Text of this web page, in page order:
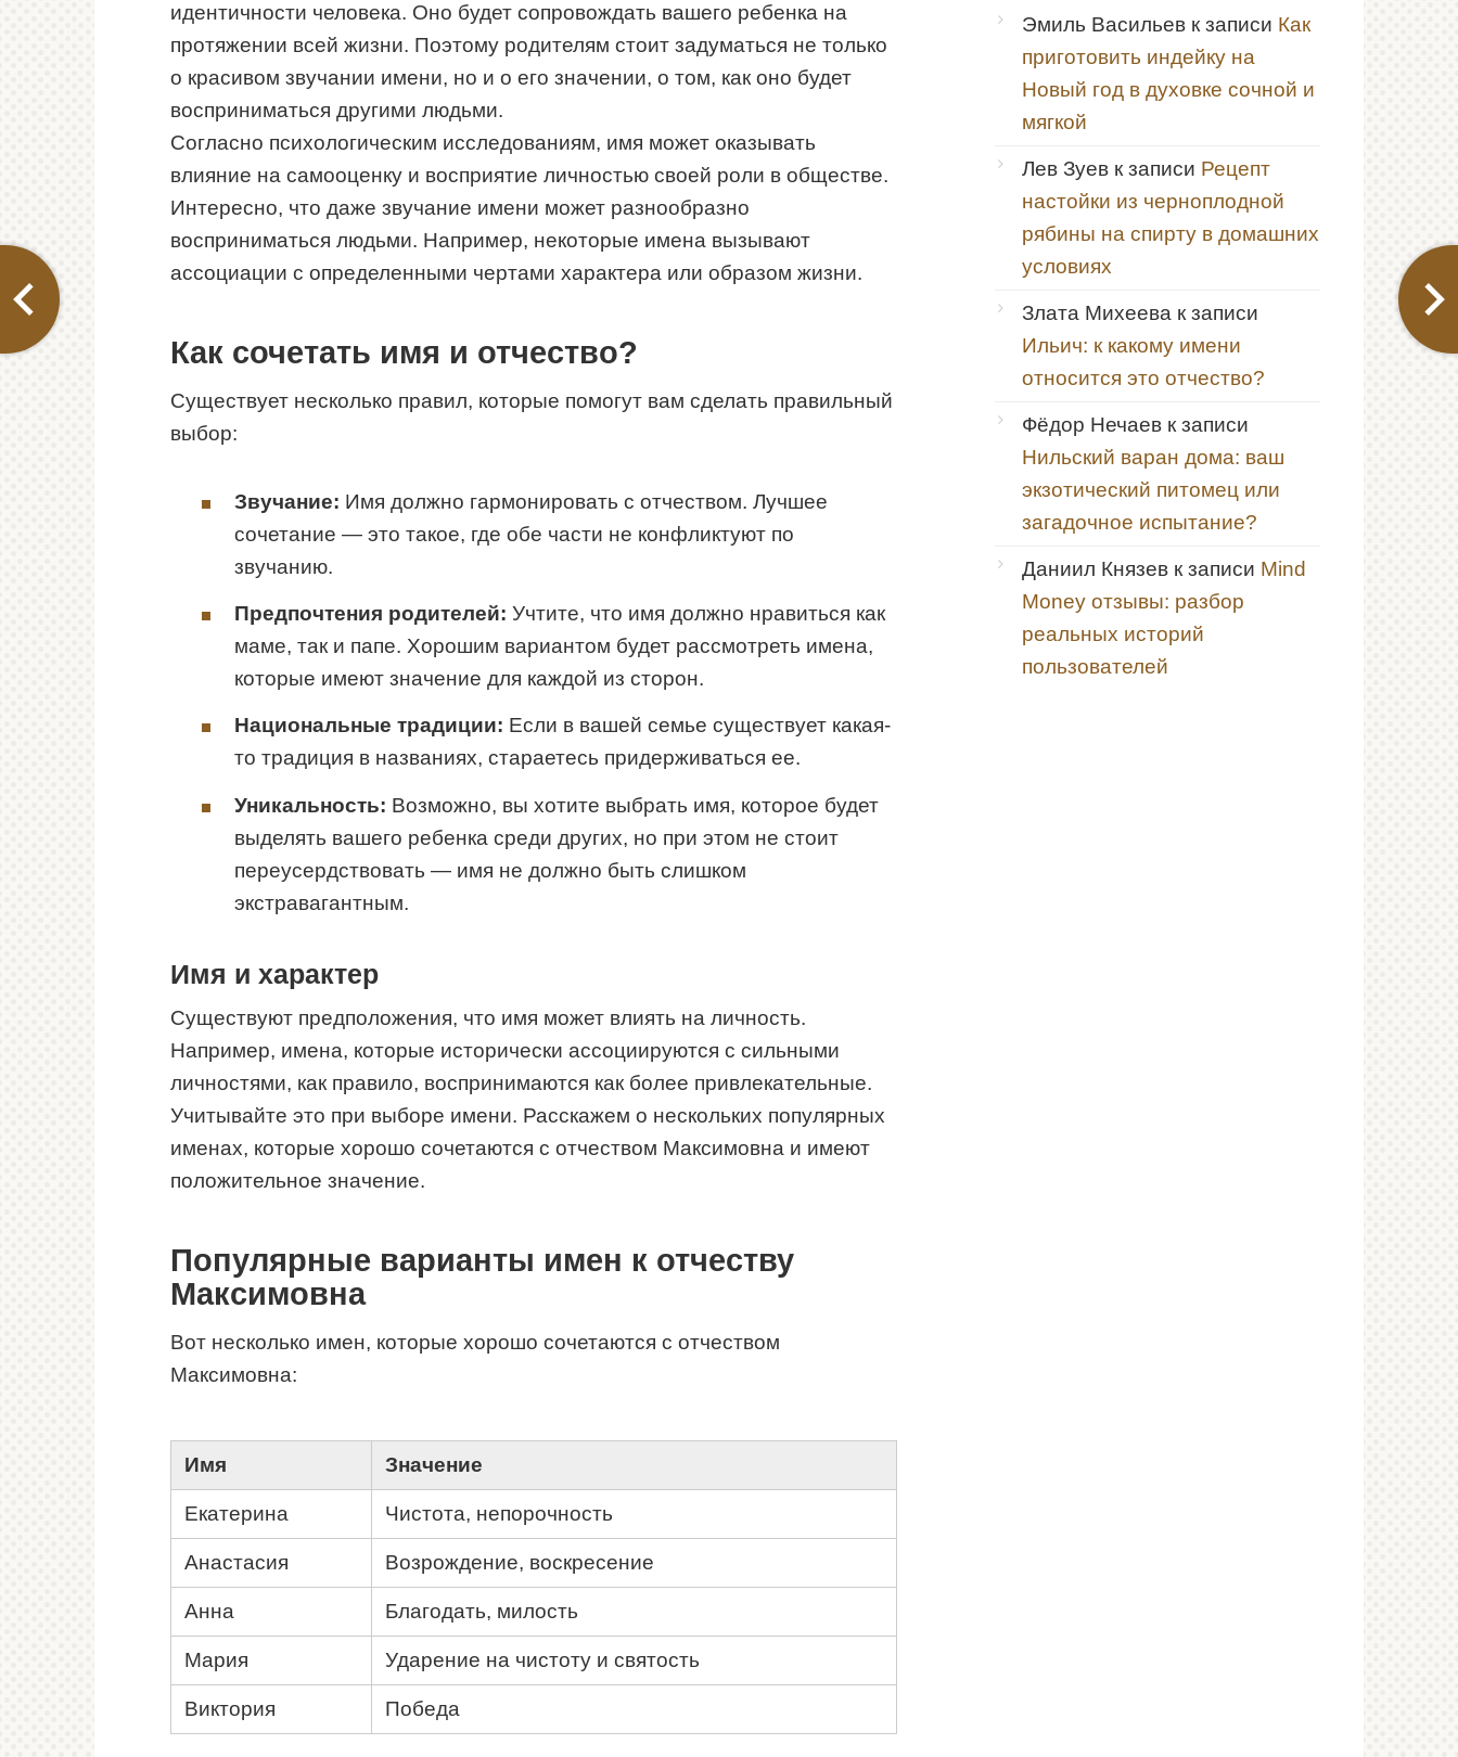
идентичности человека. Оно будет сопровождать вашего ребенка на
протяжении всей жизни. Поэтому родителям стоит задуматься не только
о красивом звучании имени, но и о его значении, о том, как оно будет
восприниматься другими людьми.
Согласно психологическим исследованиям, имя может оказывать
влияние на самооценку и восприятие личностью своей роли в обществе.
Интересно, что даже звучание имени может разнообразно
восприниматься людьми. Например, некоторые имена вызывают
ассоциации с определенными чертами характера или образом жизни.
Как сочетать имя и отчество?
Существует несколько правил, которые помогут вам сделать правильный
выбор:
Звучание: Имя должно гармонировать с отчеством. Лучшее
сочетание — это такое, где обе части не конфликтуют по
звучанию.
Предпочтения родителей: Учтите, что имя должно нравиться как
маме, так и папе. Хорошим вариантом будет рассмотреть имена,
которые имеют значение для каждой из сторон.
Национальные традиции: Если в вашей семье существует какая-
то традиция в названиях, стараетесь придерживаться ее.
Уникальность: Возможно, вы хотите выбрать имя, которое будет
выделять вашего ребенка среди других, но при этом не стоит
переусердствовать — имя не должно быть слишком
экстравагантным.
Имя и характер
Существуют предположения, что имя может влиять на личность.
Например, имена, которые исторически ассоциируются с сильными
личностями, как правило, воспринимаются как более привлекательные.
Учитывайте это при выборе имени. Расскажем о нескольких популярных
именах, которые хорошо сочетаются с отчеством Максимовна и имеют
положительное значение.
Популярные варианты имен к отчеству
Максимовна
Вот несколько имен, которые хорошо сочетаются с отчеством
Максимовна:
Имя Значение
Екатерина Чистота, непорочность
Анастасия Возрождение, воскресение
Анна Благодать, милость
Мария Ударение на чистоту и святость
Виктория Победа
Эмиль Васильев к записи Как
приготовить индейку на
Новый год в духовке сочной и
мягкой
Лев Зуев к записи Рецепт
настойки из черноплодной
рябины на спирту в домашних
условиях
Злата Михеева к записи
Ильич: к какому имени
относится это отчество?
Фёдор Нечаев к записи
Нильский варан дома: ваш
экзотический питомец или
загадочное испытание?
Даниил Князев к записи Mind
Money отзывы: разбор
реальных историй
пользователей